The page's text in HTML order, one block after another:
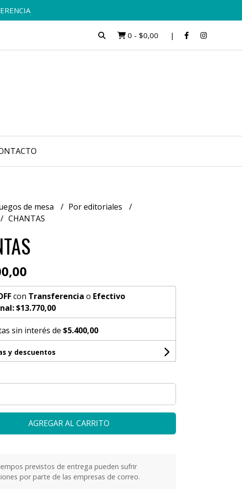
0 - $0,00
de mesa
Por editoriales
CHANTAS
con Transferencia o Efectivo
$13.770,00
sin interés de $5.400,00
y descuentos
AGREGAR AL CARRITO
previstos de entrega pueden sufrir
por parte de las empresas de correo.